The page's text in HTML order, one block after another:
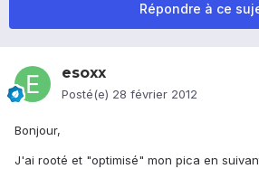
Répondre à ce
esoxx
Posté(e) 28 février 2012
Bonjour,
J'ai rooté et "optimisé" mon pica en